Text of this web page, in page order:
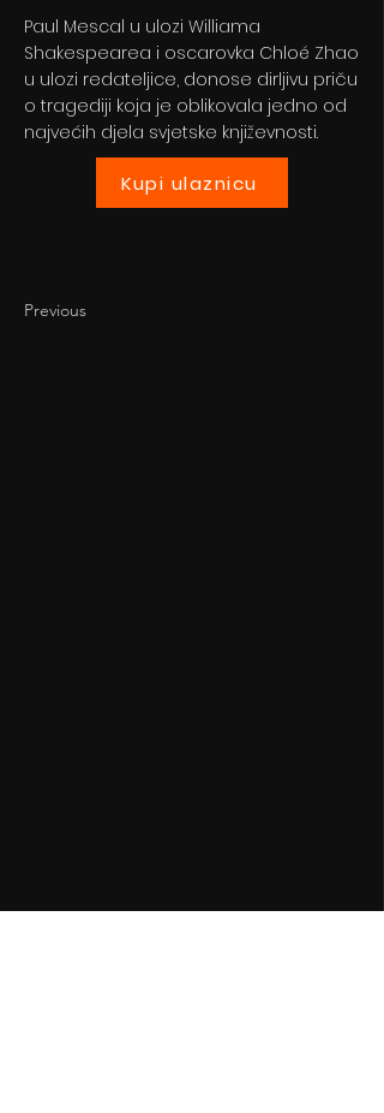
Paul Mescal u ulozi Williama
Shakespearea i oscarovka Chloé Zhao
u ulozi redateljice, donose dirljivu priču
o tragediji koja je oblikovala jedno od
najvećih djela svjetske književnosti.
Kupi ulaznicu
Previous